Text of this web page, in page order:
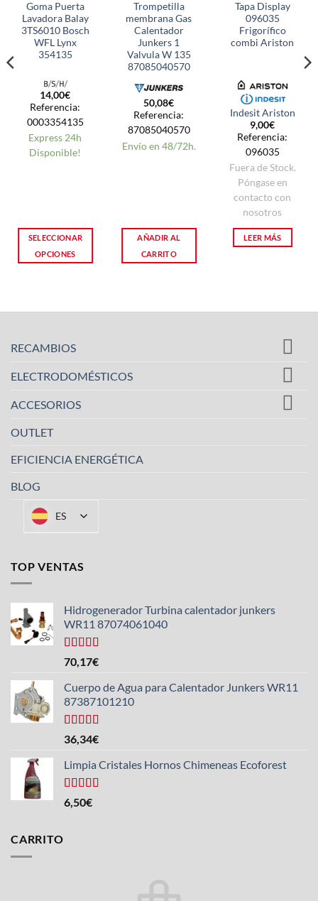
Goma Puerta
Lavadora Balay
3TS6010 Bosch
WFL Lynx
354135
14,00€
Referencia:
0003354135
Express 24h
Disponible!
SELECCIONAR
OPCIONES
múltiples
Las
se
elegir
de
Trompetilla
membrana Gas
Calentador
Junkers 1
Valvula W 135
87085040570
50,08€
Referencia:
87085040570
Envío en 48/72h.
AÑADIR AL
CARRITO
Tapa Display
096035
Frigorífico
combi Ariston
Indesit Ariston
9,00€
Referencia:
096035
Fuera de Stock.
Póngase en
contacto con
nosotros
LEER MÁS
RECAMBIOS
ELECTRODOMÉSTICOS
ACCESORIOS
OUTLET
EFICIENCIA ENERGÉTICA
BLOG
ES
TOP VENTAS
Hidrogenerador Turbina calentador junkers
WR11 87074061040
Valorado
con
5
70,17€
Cuerpo de Agua para Calentador Junkers WR11
87387101210
Valorado
con
de 5
36,34€
Limpia Cristales Hornos Chimeneas Ecoforest
Valorado
con
6,50€
CARRITO